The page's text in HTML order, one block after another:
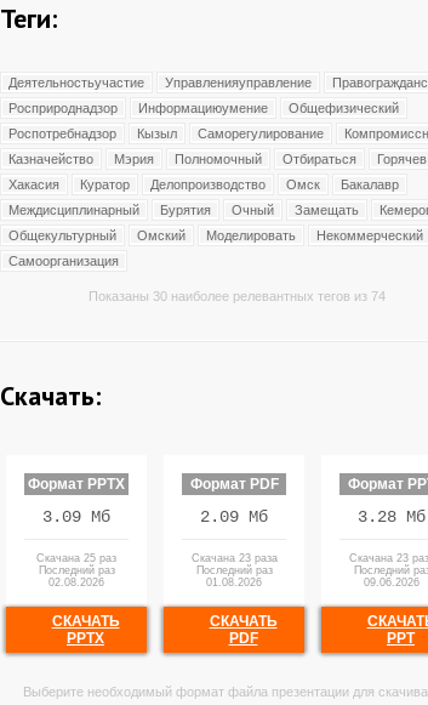
Теги:
Деятельностьучастие Управленияуправление
Росприроднадзор
Информациюумение
Общефизический
Роспотребнадзор
Кызыл Саморегулирование
Казначейство
Мэрия Полномочный Отбираться
Горячев
Хакасия
Куратор Делопроизводство Омск
Бакалавр
Междисциплинарный
Бурятия Очный Замещать
Общекультурный
Омский Моделировать
Некоммерческий
Самоорганизация
Показаны 30 наиболее релевантных тегов из 74
Скачать:
Формат PPTX
3.09 Мб
Скачана 25 раз
Последний раз
02.08.2026
СКАЧАТЬ
PPTX
Формат PDF
2.09 Мб
Скачана 23 раза
Последний раз
01.08.2026
СКАЧАТЬ
PDF
Формат
3.28 Мб
Скачана 23
Последний
09.06.2026
PPT
Выберите необходимый формат файла презентации для